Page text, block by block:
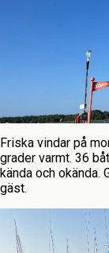
Friska vindar på
grader varmt. 36
kända och okända.
gäst.